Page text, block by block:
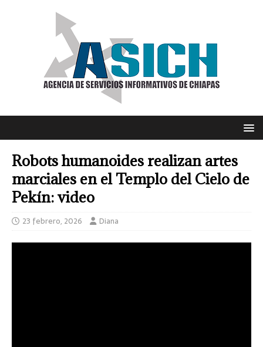
Robots humanoides realizan artes
marciales en el Templo del Cielo de
Pekín: video
23 febrero, 2026 Diana